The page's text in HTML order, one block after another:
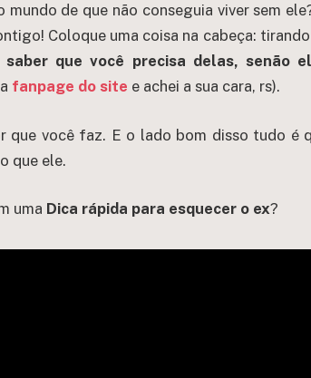
de que não conseguia viver sem
Coloque uma coisa na cabeça:
saber que você precisa delas, senão
fanpage do site e achei a sua cara, rs).
que você faz. E o lado bom disso tudo é
que ele.
uma Dica rápida para esquecer o ex?